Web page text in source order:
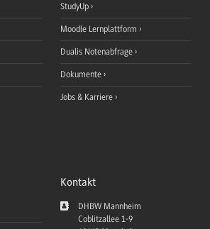
StudyUp
Moodle Lernplattform
Dualis Notenabfrage
Dokumente
Jobs & Karriere
Kontakt
DHBW Mannheim
Coblitzallee 1-9